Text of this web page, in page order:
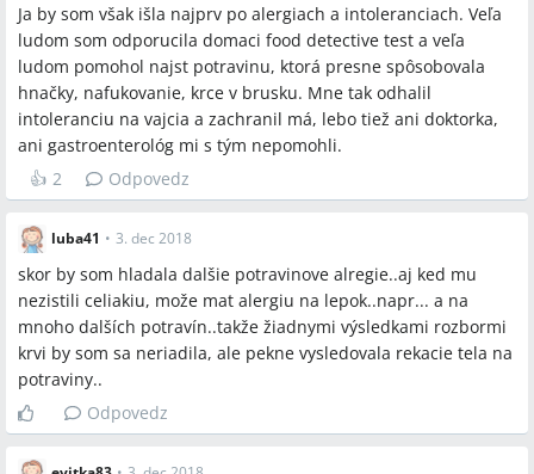
Ja by som však išla najprv po alergiach a intoleranciach. Veľa
ludom som odporucila domaci food detective test a veľa
ludom pomohol najst potravinu, ktorá presne spôsobovala
hnačky, nafukovanie, krce v brusku. Mne tak odhalil
intoleranciu na vajcia a zachranil má, lebo tiež ani doktorka,
ani gastroenterológ mi s tým nepomohli.
👍 2 Odpovedz
luba41 • 3. dec 2018
skor by som hladala dalšie potravinove alregie..aj ked mu
nezistili celiakiu, može mat alergiu na lepok..napr... a na
mnoho dalších potravín..takže žiadnymi výsledkami rozbormi
krvi by som sa neriadila, ale pekne vysledovala rekacie tela na
potraviny..
Odpovedz